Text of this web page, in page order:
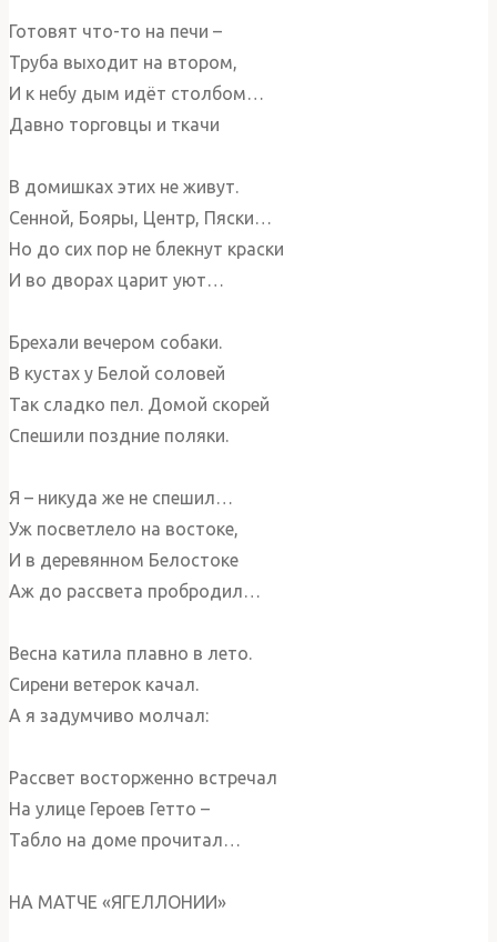
Готовят что-то на печи –
Труба выходит на втором,
И к небу дым идёт столбом…
Давно торговцы и ткачи
В домишках этих не живут.
Сенной, Бояры, Центр, Пяски…
Но до сих пор не блекнут краски
И во дворах царит уют…
Брехали вечером собаки.
В кустах у Белой соловей
Так сладко пел. Домой скорей
Спешили поздние поляки.
Я – никуда же не спешил…
Уж посветлело на востоке,
И в деревянном Белостоке
Аж до рассвета пробродил…
Весна катила плавно в лето.
Сирени ветерок качал.
А я задумчиво молчал:
Рассвет восторженно встречал
На улице Героев Гетто –
Табло на доме прочитал…
НА МАТЧЕ «ЯГЕЛЛОНИИ»